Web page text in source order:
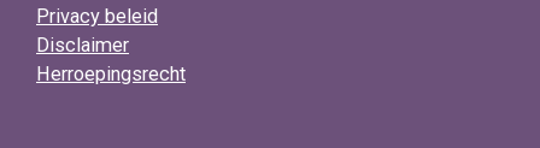
Privacy beleid
Disclaimer
Herroepingsrecht